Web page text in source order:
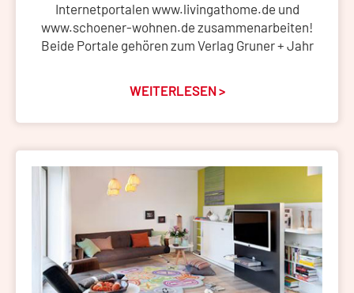
Internetportalen www.livingathome.de und
www.schoener-wohnen.de zusammenarbeiten!
Beide Portale gehören zum Verlag Gruner + Jahr
WEITERLESEN >